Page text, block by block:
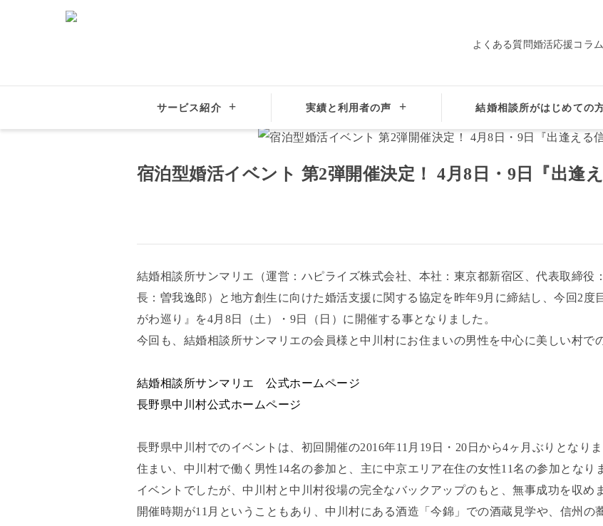
よくある質問婚活応援コラム
サービス紹介 実績と利用者の声 結婚相談所がはじめての
お知らせ 宿泊型婚活イベント 第2弾開催決定！ 4月8日・9日『出逢える信州なかがわ巡り』
宿泊型婚活イベント 第2弾開催決定！ 4月8日・9日『出逢
結婚相談所サンマリエ（運営：ハピライズ株式会社、本社：東京都新宿区、代表取締役
長：曽我逸郎）と地方創生に向けた婚活支援に関する協定を昨年9月に締結し、今回2度
がわ巡り』を4月8日（土）・9日（日）に開催する事となりました。
今回も、結婚相談所サンマリエの会員様と中川村にお住まいの男性を中心に美しい村で
結婚相談所サンマリエ 公式ホームページ
長野県中川村公式ホームページ
長野県中川村でのイベントは、初回開催の2016年11月19日・20日から4ヶ月ぶりとなり
住まい、中川村で働く男性14名の参加と、主に中京エリア在住の女性11名の参加となり
イベントでしたが、中川村と中川村役場の完全なバックアップのもと、無事成功を収め
開催時期が11月ということもあり、中川村にある酒造「今錦」での酒蔵見学や、信州の